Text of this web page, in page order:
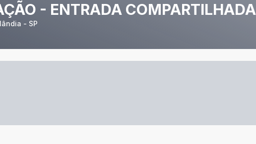
- ENTRADA COMPARTILHADA
- SP